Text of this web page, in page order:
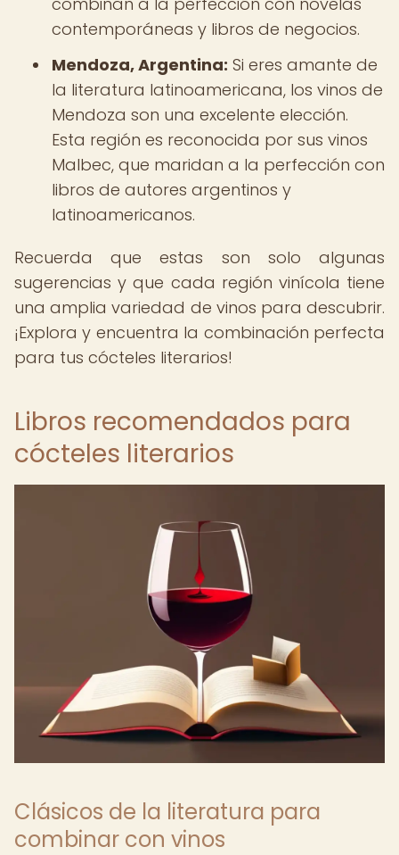
contemporáneas y libros de negocios.
Mendoza, Argentina: Si eres amante de
la literatura latinoamericana, los vinos de
Mendoza son una excelente elección.
Esta región es reconocida por sus vinos
Malbec, que maridan a la perfección con
libros de autores argentinos y
latinoamericanos.
Recuerda que estas son solo algunas
sugerencias y que cada región vinícola tiene
una amplia variedad de vinos para descubrir.
¡Explora y encuentra la combinación perfecta
para tus cócteles literarios!
Libros recomendados para
cócteles literarios
Clásicos de la literatura para
combinar con vinos